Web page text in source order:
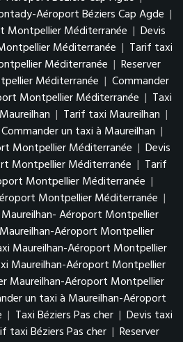
Aéroport Béziers Cap Agde |
Montpellier Méditerranée | Devis
Méditerranée | Tarif taxi
Méditerranée | Reserver
Méditerranée | Commander
Montpellier Méditerranée | Taxi
| Tarif taxi Maureilhan |
Commander un taxi à Maureilhan |
Montpellier Méditerranée | Devis
Montpellier Méditerranée | Tarif
Montpellier Méditerranée |
Montpellier Méditerranée |
Aéroport Montpellier
Aéroport Montpellier
Maureilhan-Aéroport Montpellier
Maureilhan-Aéroport Montpellier
Maureilhan-Aéroport Montpellier
un taxi à Maureilhan-Aéroport
| Taxi Béziers Pas cher | Devis taxi
taxi Béziers Pas cher | Reserver